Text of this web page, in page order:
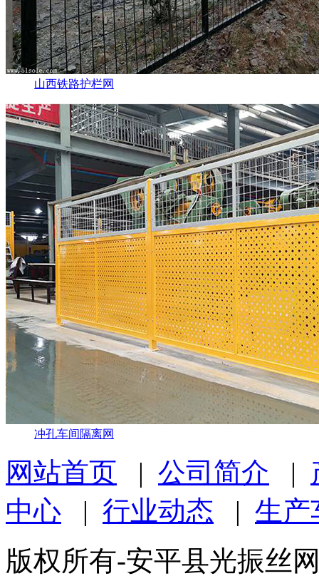
山西铁路护栏网
冲孔车间隔离网
网站首页 | 公司简介 |
中心 | 行业动态 | 生产
版权所有-安平县光振丝